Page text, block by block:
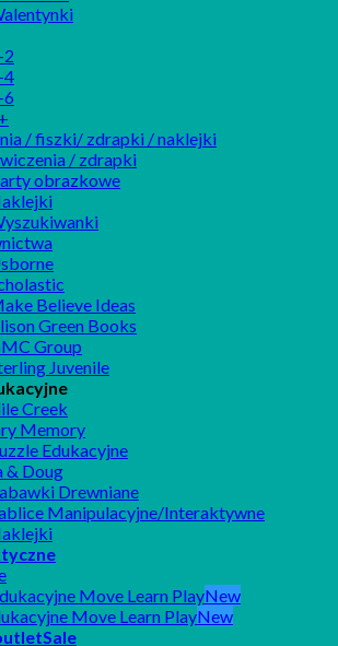
2
4
6
/ fiszki/ zdrapki / naklejki
/ zdrapki
obrazkowe
Believe Ideas
Green Books
Group
Juvenile
Creek
Memory
Edukacyjne
& Doug
Drewniane
Manipulacyjne/Interaktywne
Move Learn Play
Move Learn Play